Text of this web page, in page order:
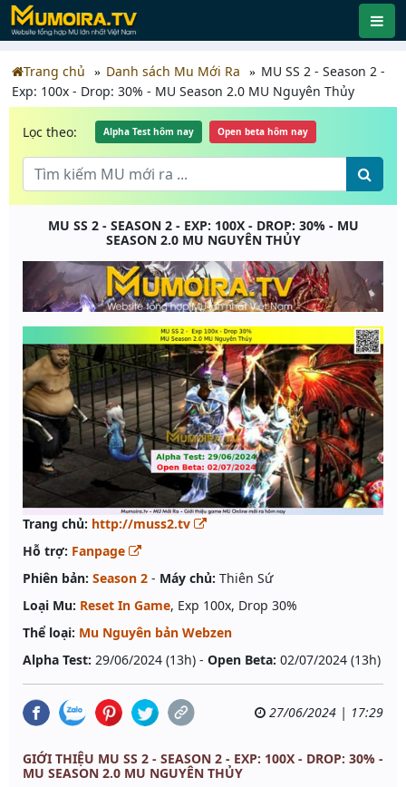
Trang chủ Danh sách Mu Mới Ra
MU SS 2 - Season 2 -
Exp: 100x - Drop: 30% - MU Season 2.0 MU Nguyên Thủy
Lọc theo: Alpha Test hôm nay Open beta hôm nay
MU SS 2 - SEASON 2 - EXP: 100X - DROP: 30% - MU
SEASON 2.0 MU NGUYÊN THỦY
Trang chủ: http://muss2.tv
Hỗ trợ: Fanpage
Phiên bản: Season 2 - Máy chủ: Thiên Sứ
Loại Mu: Reset In Game, Exp 100x, Drop 30%
Thể loại: Mu Nguyên bản Webzen
Alpha Test: 29/06/2024 (13h) - Open Beta: 02/07/2024 (13h)
27/06/2024 | 17:29
GIỚI THIỆU MU SS 2 - SEASON 2 - EXP: 100X - DROP: 30% -
MU SEASON 2.0 MU NGUYÊN THỦY